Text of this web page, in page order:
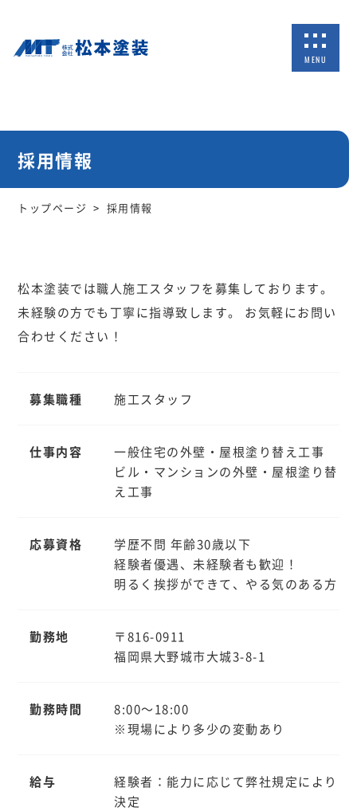
MENU
採用情報
トップページ 採用情報
松本塗装では職人施工スタッフを募集しております。
未経験の方でも丁寧に指導致します。 お気軽にお問い
合わせください！
募集職種 施工スタッフ
仕事内容
一般住宅の外壁・屋根塗り替え工事
ビル・マンションの外壁・屋根塗り替
え工事
応募資格
学歴不問 年齢30歳以下
経験者優遇、未経験者も歓迎！
明るく挨拶ができて、やる気のある方
勤務地
〒816-0911
福岡県大野城市大城3-8-1
勤務時間
8:00～18:00
※現場により多少の変動あり
給与
経験者：能力に応じて弊社規定により
決定